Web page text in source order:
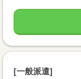
[一般派遣]